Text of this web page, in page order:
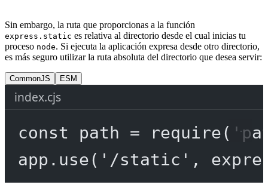
Sin embargo, la ruta que proporcionas a la función
express.static es relativa al directorio desde el cual inicias tu
proceso node. Si ejecuta la aplicación expresa desde otro directorio,
es más seguro utilizar la ruta absoluta del directorio que desea servir:
CommonJS ESM
index.cjs
const path = require(
app. use( '/static' ,